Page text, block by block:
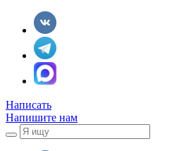
Написать
Напишите нам